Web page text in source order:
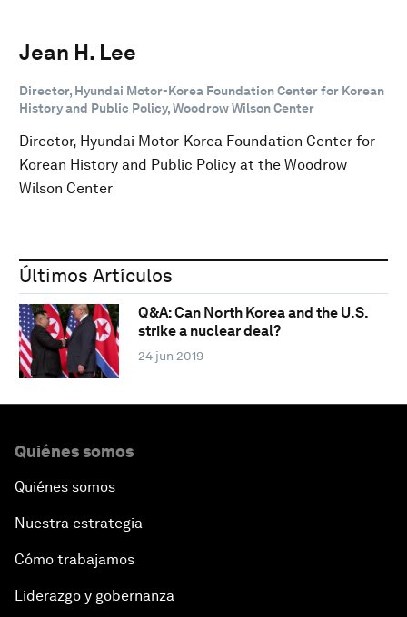
Jean H. Lee
Director, Hyundai Motor-Korea Foundation Center for Korean
History and Public Policy, Woodrow Wilson Center
Director, Hyundai Motor-Korea Foundation Center for
Korean History and Public Policy at the Woodrow
Wilson Center
Últimos Artículos
Q&A: Can North Korea and the U.S.
strike a nuclear deal?
24 jun 2019
Quiénes somos
Quiénes somos
Nuestra estrategia
Cómo trabajamos
Liderazgo y gobernanza